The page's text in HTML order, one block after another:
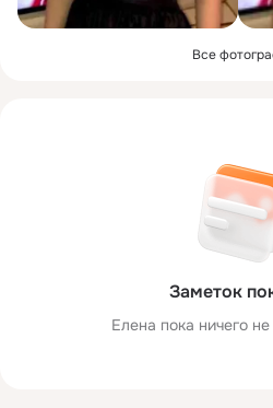
Все
Заметок
Елена пока ничего